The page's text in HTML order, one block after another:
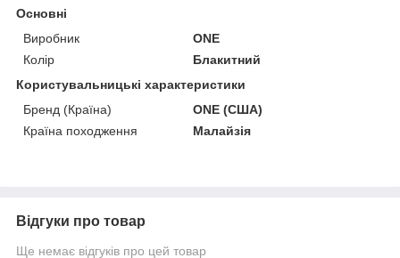
Основні
Виробник
ONE
Колір
Блакитний
Користувальницькі характеристики
Бренд (Країна)
ONE (США)
Країна походження
Малайзія
Відгуки про товар
Ще немає відгуків про цей товар